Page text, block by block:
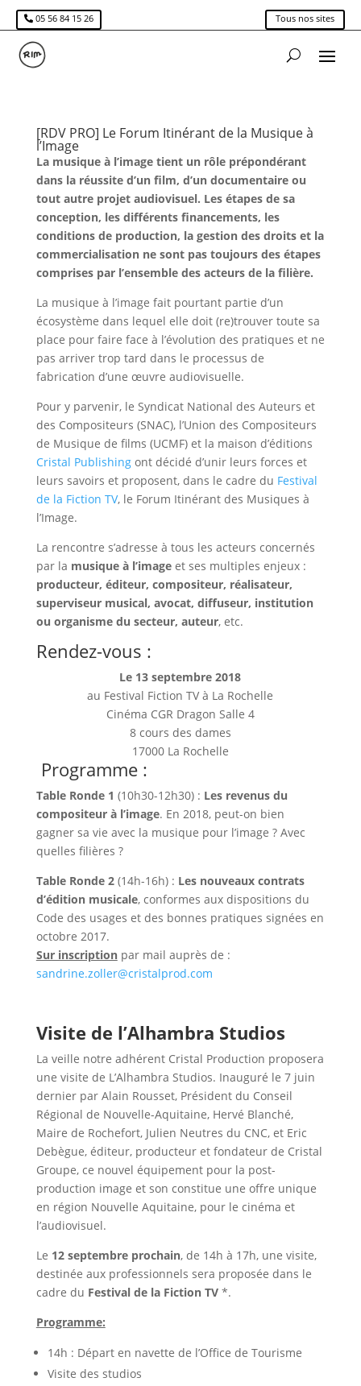
05 56 84 15 26 Tous nos sites
[RDV PRO] Le Forum Itinérant de la Musique à
l’Image
La musique à l’image tient un rôle prépondérant
dans la réussite d’un film, d’un documentaire ou
tout autre projet audiovisuel. Les étapes de sa
conception, les différents financements, les
conditions de production, la gestion des droits et la
commercialisation ne sont pas toujours des étapes
comprises par l’ensemble des acteurs de la filière.
La musique à l’image fait pourtant partie d’un
écosystème dans lequel elle doit (re)trouver toute sa
place pour faire face à l’évolution des pratiques et ne
pas arriver trop tard dans le processus de
fabrication d’une œuvre audiovisuelle.
Pour y parvenir, le Syndicat National des Auteurs et
des Compositeurs (SNAC), l’Union des Compositeurs
de Musique de films (UCMF) et la maison d’éditions
Cristal Publishingont décidé d’unir leurs forces et
leurs savoirs et proposent, dans le cadre du Festival
de la Fiction TV, le Forum Itinérant des Musiques à
l’Image.
La rencontre s’adresse à tous les acteurs concernés
par la musique à l’imageet ses multiples enjeux :
producteur, éditeur, compositeur, réalisateur,
superviseur musical, avocat, diffuseur, institution
ou organisme du secteur, auteur, etc.
Rendez-vous :
Le 13 septembre 2018
au Festival Fiction TV à La Rochelle
Cinéma CGR Dragon Salle 4
8 cours des dames
17000 La Rochelle
Programme :
Table Ronde 1 (10h30-12h30) : Les revenus du
compositeur à l’image. En 2018, peut-on bien
gagner sa vie avec la musique pour l’image ? Avec
quelles filières ?
Table Ronde 2(14h-16h) : Les nouveaux contrats
d’édition musicale, conformes aux dispositions du
Code des usages et des bonnes pratiques signées en
octobre 2017.
Sur inscriptionpar mail auprès de :
sandrine.zoller@cristalprod.com
Visite de l’Alhambra Studios
La veille notre adhérent Cristal Production proposera
une visite de L’Alhambra Studios. Inauguré le 7 juin
dernier par Alain Rousset, Président du Conseil
Régional de Nouvelle-Aquitaine, Hervé Blanché,
Maire de Rochefort, Julien Neutres du CNC, et Eric
Debègue, éditeur, producteur et fondateur de Cristal
Groupe, ce nouvel équipement pour la post-
production image et son constitue une offre unique
en région Nouvelle Aquitaine, pour le cinéma et
l’audiovisuel.
Le 12 septembre prochain, de 14h à 17h, une visite,
destinée aux professionnels sera proposée dans le
cadre du Festival de la Fiction TV*.
Programme:
14h : Départ en navette de l’Office de Tourisme
Visite des studios